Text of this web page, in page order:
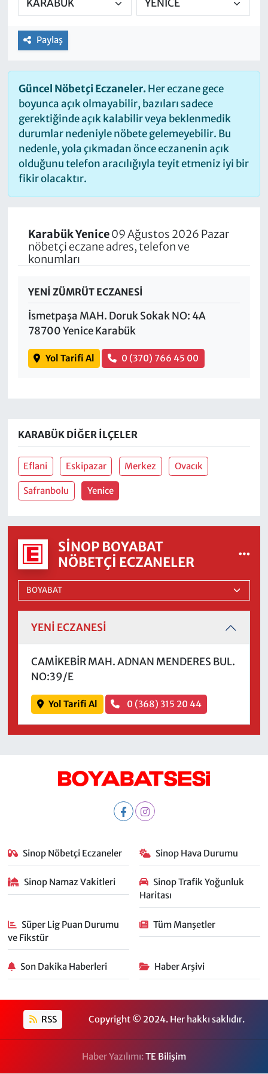
Paylaş
Güncel Nöbetçi Eczaneler.Her eczane gece
boyunca açık olmayabilir, bazıları sadece
gerektiğinde açık kalabilir veya beklenmedik
durumlar nedeniyle nöbete gelemeyebilir. Bu
nedenle, yola çıkmadan önce eczanenin açık
olduğunu telefon aracılığıyla teyit etmeniz iyi bir
fikir olacaktır.
Karabük Yenice09 Ağustos 2026 Pazar
nöbetçi eczane adres, telefon ve
konumları
YENİ ZÜMRÜT ECZANESİ
İsmetpaşa MAH. Doruk Sokak NO: 4A
78700 Yenice Karabük
Yol Tarifi Al 0 (370) 766 45 00
KARABÜK DIĞER İLÇELER
Eflani Eskipazar Merkez Ovacık
Safranbolu Yenice
SINOP BOYABAT
NÖBETÇI ECZANELER
YENİ ECZANESİ
CAMİKEBİR MAH. ADNAN MENDERES BUL.
NO:39/E
Yol Tarifi Al 0 (368) 315 20 44
Sinop Nöbetçi Eczaneler Sinop Hava Durumu
Sinop Namaz Vakitleri
Sinop Trafik Yoğunluk
Haritası
Süper Lig Puan Durumu
ve Fikstür
Tüm Manşetler
Son Dakika Haberleri Haber Arşivi
RSS Copyright © 2024. Her hakkı saklıdır.
Haber Yazılımı:TE Bilişim